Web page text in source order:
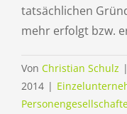
tatsächlichen
mehr erfolgt bzw.
Von Christian Schulz |
2014 |